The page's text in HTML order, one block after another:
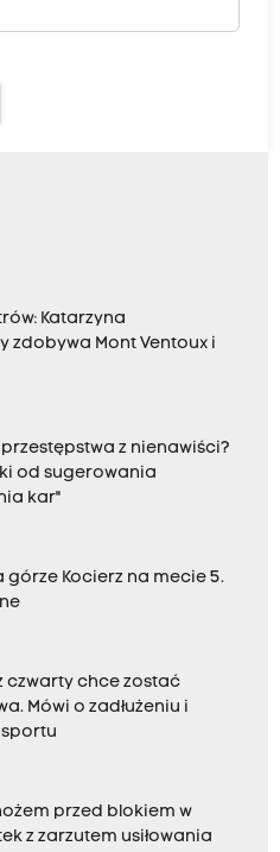
Katarzyna
zdobywa Mont Ventoux i
z nienawiści?
od sugerowania
kar"
górze Kocierz na mecie 5.
czwarty chce zostać
Mówi o zadłużeniu i
przed blokiem w
z zarzutem usiłowania